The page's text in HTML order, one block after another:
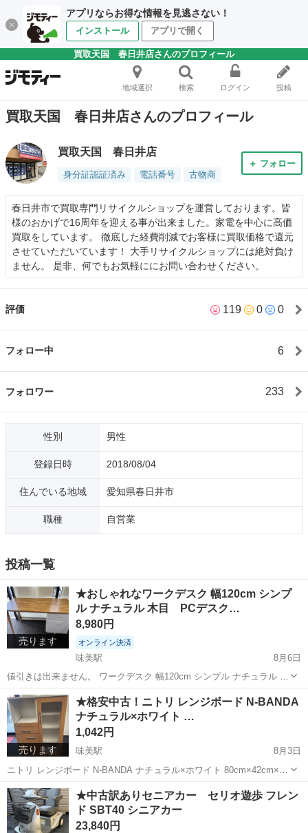
アプリならお得な情報を見逃さない！
インストール アプリで開く
買取天国 春日井店さんのプロフィール
地域選択 検索 ログイン 投稿
買取天国 春日井店さんのプロフィール
買取天国 春日井店
身分証認証済み 電話番号 古物商
＋ フォロー
春日井市で買取専門リサイクルショップを運営しております。皆
様のおかげで16周年を迎える事が出来ました。家電を中心に高価
買取をしています。 徹底した経費削減でお客様に買取価格で還元
させていただいています！ 大手リサイクルショップには絶対負け
ません。 是非、何でもお気軽ににお問い合わせください。
評価 119 0 0
フォロー中 6
フォロワー 233
性別 男性
登録日時 2018/08/04
住んでいる地域 愛知県春日井市
職種 自営業
投稿一覧
売ります
★おしゃれなワークデスク 幅120cm シンプ
ル ナチュラル 木目 PCデスク…
8,980円
オンライン決済
味美駅
8月6日
値引きは出来ません。 ワークデスク 幅120cm シンプル ナチュラル 木
目 PCデスク 作業台 勉強机 ナチュラルな木目が美しいワークデス
クです。 在宅ワークや勉強机としてぴったりのサイズで、シンプルな
デザインがどんな...
愛知 春日井市 味美駅 テーブル デスク
売ります
★格安中古！ニトリ レンジボード N-BANDA
ナチュラル×ホワイト …
1,042円
味美駅
8月3日
ニトリ レンジボード N-BANDA ナチュラル×ホワイト 80cm×42cm×高
さ115cm 基本的な不具合はありません。 中古につき、それなりの小傷
や汚れあります。 その分大変安くいたしました。 見て決めていてだ...
愛知 春日井市 味美駅
★中古訳ありセニアカー セリオ遊歩 フレン
ド SBT40 シニアカー
23,840円